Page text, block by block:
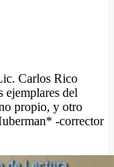
Carlos Rico
ejemplares del
propio, y otro
-corrector